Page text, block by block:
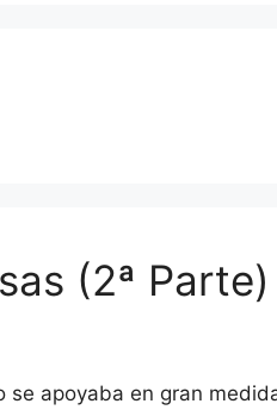
(2ª Parte)
apoyaba en gran